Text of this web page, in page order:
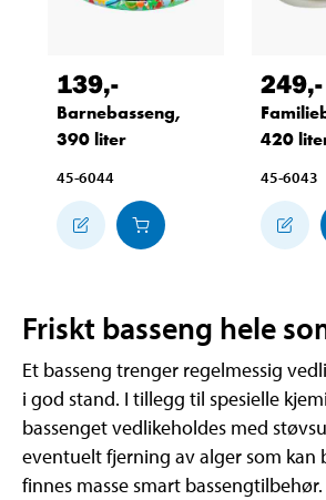
139,-
Barnebasseng,
390 liter
45-6044
249,-
420
45-6043
Friskt basseng hele
Et basseng trenger regelmessig
i god stand. I tillegg til spesielle
bassenget vedlikeholdes med
eventuelt fjerning av alger som kan
finnes masse smart